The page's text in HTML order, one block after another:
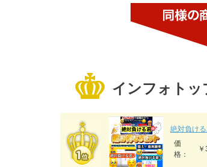
インフォトッ
絶対負け
価
格：